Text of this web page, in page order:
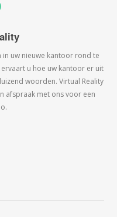
uw nieuwe kantoor rond te
u hoe uw kantoor er uit
woorden. Virtual Reality
afspraak met ons voor een